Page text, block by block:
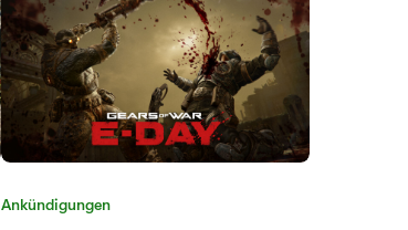
K
Ankündigungen